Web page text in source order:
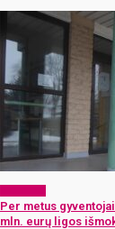
Per metus
mln. eurų ligos